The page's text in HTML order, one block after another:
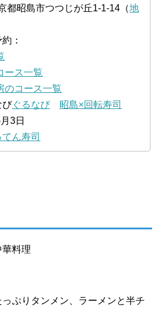
都昭島市つつじが丘1-1-14（地
：
ース一覧
のコース一覧
ぐるなび
昭島×回転寿司
3日
てん寿司
華料理
ぷりタンメン、ラーメンと半チ